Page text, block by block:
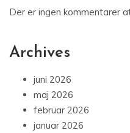
Der er ingen kommentarer
Archives
juni 2026
maj 2026
februar 2026
januar 2026